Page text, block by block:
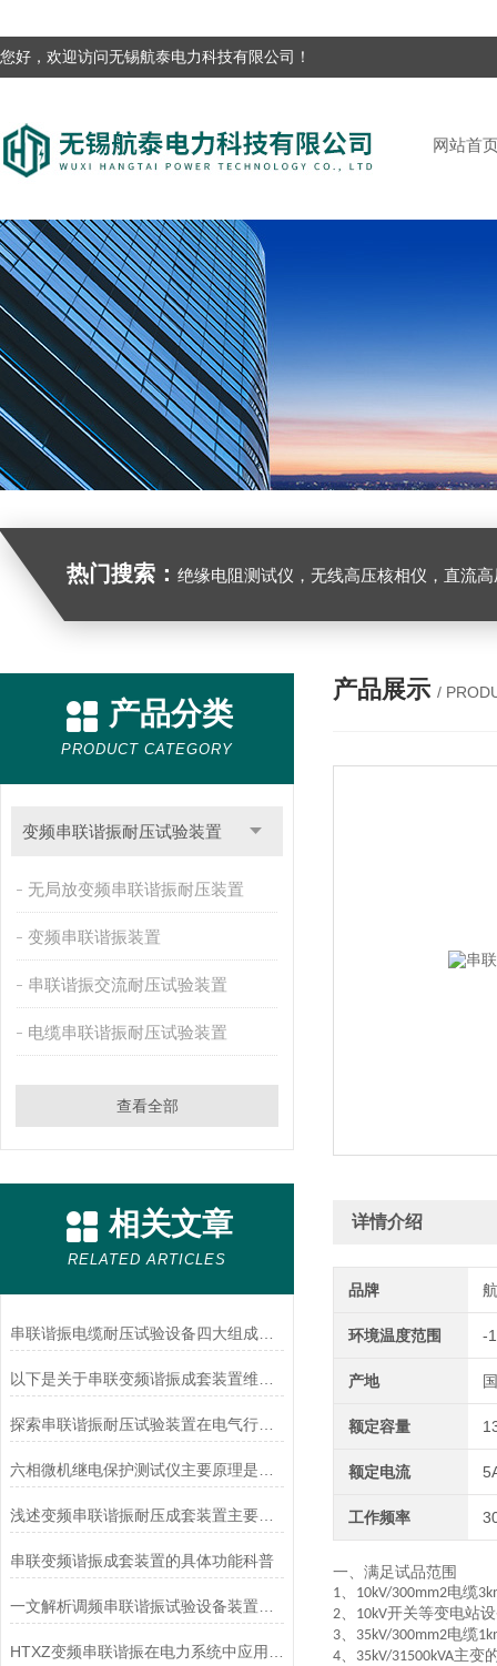
您好，欢迎访问无锡航泰电力科技有限公司！
网站首
热门搜索： 绝缘电阻测试仪，无线高压核相仪，直流
产品分类
PRODUCT CATEGORY
变频串联谐振耐压试验装置
无局放变频串联谐振耐压装置
变频串联谐振装置
串联谐振交流耐压试验装置
电缆串联谐振耐压试验装置
查看全部
相关文章
RELATED ARTICLES
串联谐振电缆耐压试验设备四大组成部件作用
探索串联谐振耐压试验装置在电气行业中的巨大作用
浅述变频串联谐振耐压成套装置主要组成部件是什么？
串联变频谐振成套装置的具体功能科普
产品展示 /
详情介绍
品牌
环境温度范围 -
产地
额定容量
额定电流
工作频率
一、满足试品范围
1、 10kV/300mm2电缆
2、 10kV开关等变电站
3、 35kV/300mm2电缆
4、 35kV/31500kVA主变